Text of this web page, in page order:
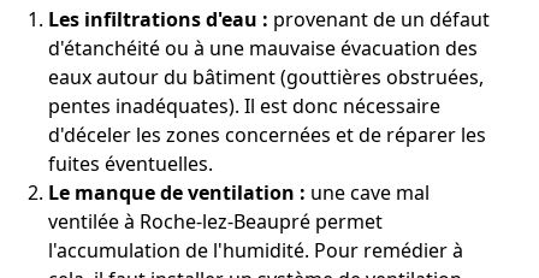
Les infiltrations d'eau : provenant de un défaut
d'étanchéité ou à une mauvaise évacuation des
eaux autour du bâtiment (gouttières obstruées,
pentes inadéquates). Il est donc nécessaire
d'déceler les zones concernées et de réparer les
fuites éventuelles.
Le manque de ventilation : une cave mal
ventilée à Roche-lez-Beaupré permet
l'accumulation de l'humidité. Pour remédier à